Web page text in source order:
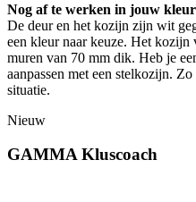
Nog af te werken in jouw kleur
De deur en het kozijn zijn wit
een kleur naar keuze. Het
muren van 70 mm dik. Heb je
aanpassen met een stelkozijn.
situatie.
Nieuw
GAMMA Kluscoach